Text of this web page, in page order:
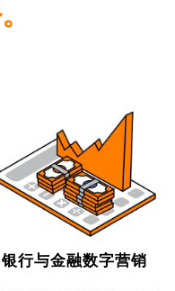
银行与金融数字营销